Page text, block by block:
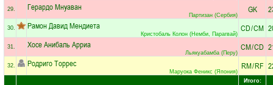
29. Герардо Мнуаван
Партизан (Сербия)
GK
30. Рамон Давид Мендиета
Кристобаль Колон (Немби, Парагвай)
CD/CM
31. Хосе Анибаль Арриа
Льякуабамба (Перу)
CM/CD
32. Родриго Торрес
Маруока Феникс (Япония)
RM/RF
Итого: